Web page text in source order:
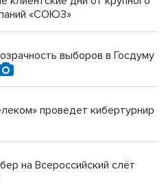
с женой вошли в топ-16
«СОЮЗ»
выборов в Госдуму
проведет кибертурнир
на Всероссийский слёт